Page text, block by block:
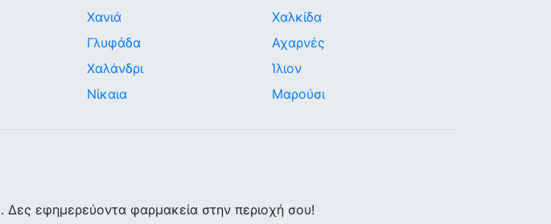
Χανιά
Γλυφάδα
Χαλάνδρι
Νίκαια
Χαλκίδα
Αχαρνές
Ίλιον
Μαρούσι
εφημερεύοντα φαρμακεία στην περιοχή σου!